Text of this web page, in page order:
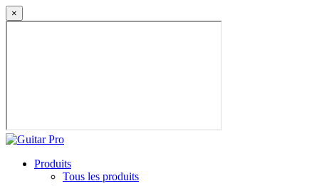
×
Produits
Tous les produits